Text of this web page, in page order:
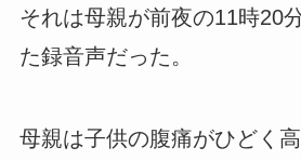
それは母親が前夜の11時20
た録音声だった。
母親は子供の腹痛がひどく